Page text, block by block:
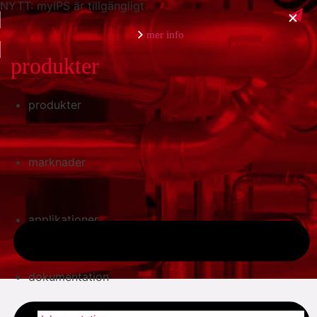
NYTT: myIPS är tillgängligt
mer info
stäng
produkter
marknader
applikationer
dokumentation
produkter